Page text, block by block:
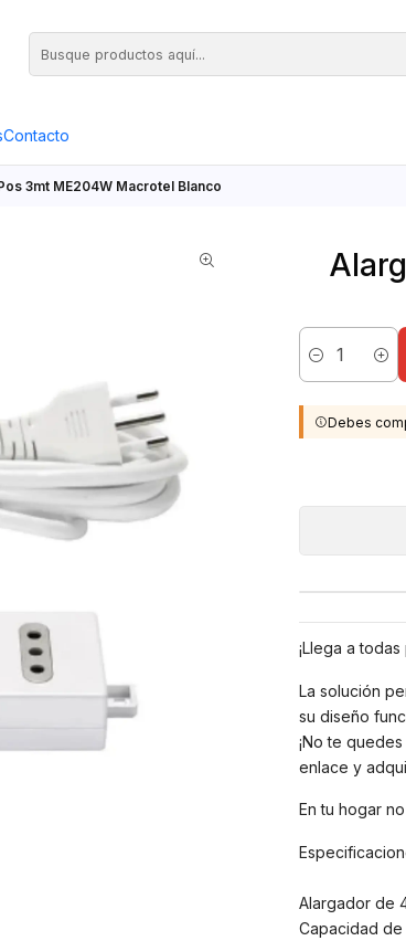
Contacto
3mt ME204W Macrotel Blanco
Cantidad
Debes
¡Llega a
La solución
su diseño
¡No te
enlace y
En tu hogar
Alargador de
Capacidad de